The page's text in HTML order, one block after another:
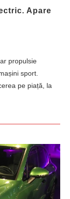
Apare
propulsie
sport.
pe piață, la